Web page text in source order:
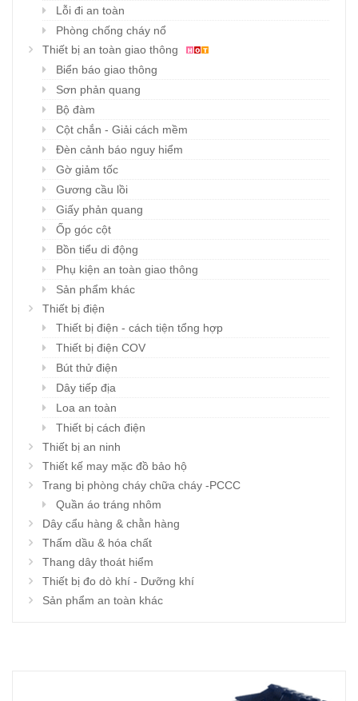
Lỗi đi an toàn
Phòng chống cháy nổ
Thiết bị an toàn giao thông
Biển báo giao thông
Sơn phản quang
Bộ đàm
Cột chắn - Giải cách mềm
Đèn cảnh báo nguy hiểm
Gờ giảm tốc
Gương cầu lồi
Giấy phản quang
Ốp góc cột
Bồn tiểu di động
Phụ kiện an toàn giao thông
Sản phẩm khác
Thiết bị điện
Thiết bị điện - cách tiện tổng hợp
Thiết bị điện COV
Bút thử điện
Dây tiếp địa
Loa an toàn
Thiết bị cách điện
Thiết bị an ninh
Thiết kế may mặc đồ bảo hộ
Trang bị phòng cháy chữa cháy -PCCC
Quần áo tráng nhôm
Dây cẩu hàng & chằn hàng
Thấm dầu & hóa chất
Thang dây thoát hiểm
Thiết bị đo dò khí - Dưỡng khí
Sản phẩm an toàn khác